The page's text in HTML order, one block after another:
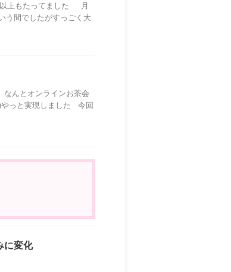
上もたってました 月
間でしたがすっごく大
んとオンラインお茶会
っと実現しました 今回
に変化